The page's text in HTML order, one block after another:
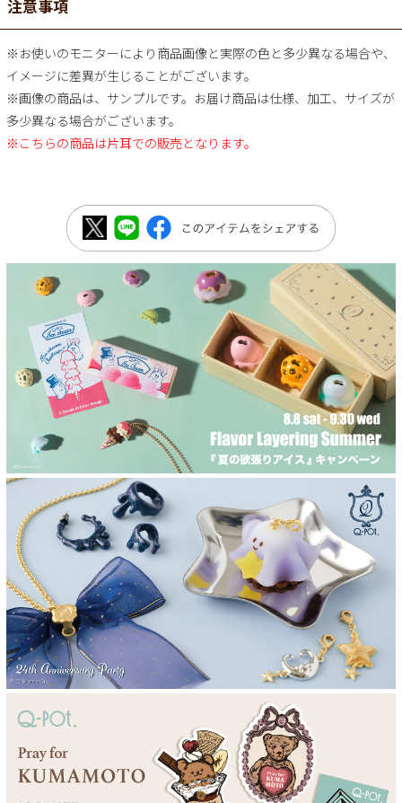
注意事項
※お使いのモニターにより商品画像と実際の色と多少異なる場合や、
イメージに差異が生じることがございます。
※画像の商品は、サンプルです。お届け商品は仕様、加工、サイズが
多少異なる場合がございます。
※こちらの商品は片耳での販売となります。